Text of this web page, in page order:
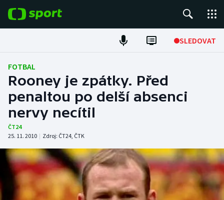
SLEDOVAT
Fotbal
Hokej
Tenis
Atletika
Cyklistika
DALŠÍ SPORTY
FOTBAL
Rooney je zpátky. Před
penaltou po delší absenci
nervy necítil
ČT24
25. 11. 2010 | Zdroj: ČT24, ČTK